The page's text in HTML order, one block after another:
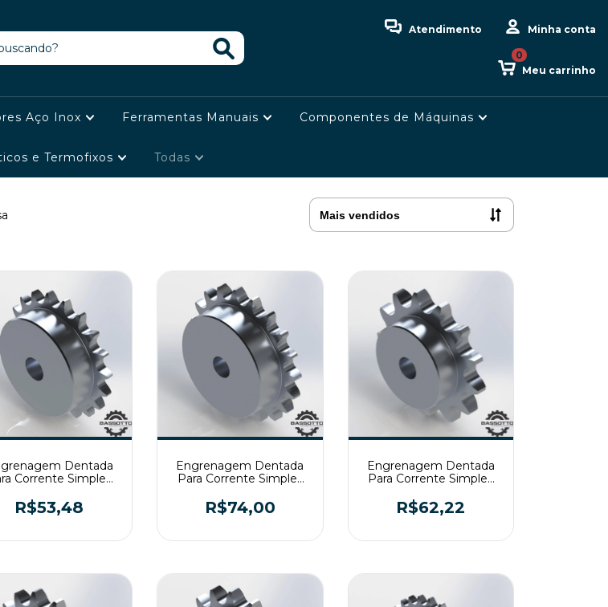
Atendimento Minha conta
Meu carrinho
0
Aço Inox Ferramentas Manuais Componentes de Máquinas
e Termofixos Todas
Dentada
Corrente Simples
R$53,48
Engrenagem Dentada
Para Corrente Simples
R$74,00
Engrenagem Dentada
Para Corrente Simples
R$62,22